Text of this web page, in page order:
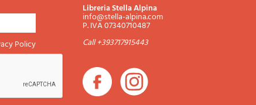
Policy
Libreria Stella Alpina
info@stella-alpina.com
P. IVA 07340710487
Call +393717915443